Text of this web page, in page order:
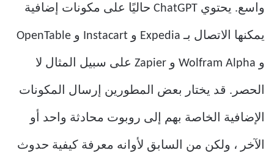
واسع. يحتوي ChatGPT حاليًا على مكونات إضافية
يمكنها الاتصال بـ Expedia و Instacart و OpenTable
و Wolfram Alpha و Zapier على سبيل المثال لا
الحصر. قد يختار بعض المطورين إرسال المكونات
الإضافية الخاصة بهم إلى روبوت محادثة واحد أو
الآخر ، ولكن من السابق لأوانه معرفة كيفية حدوث